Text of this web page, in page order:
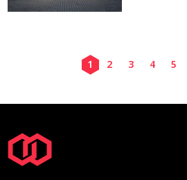
1 2 3 4 5